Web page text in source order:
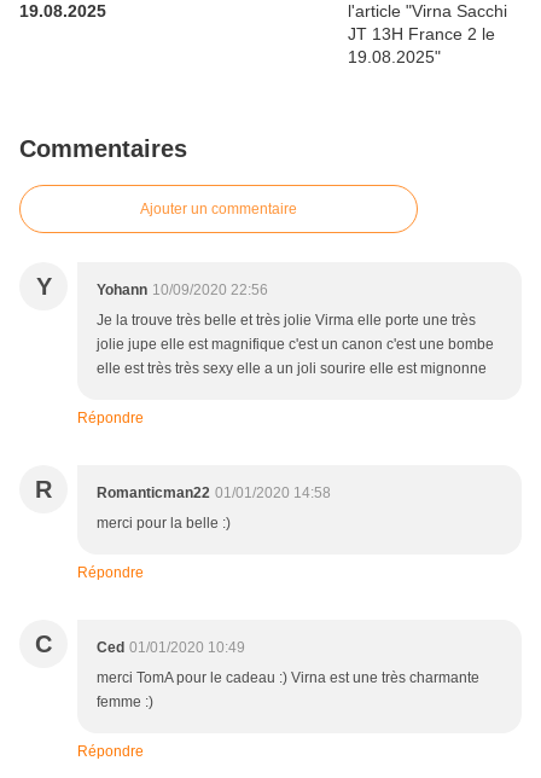
19.08.2025
Commentaires
Ajouter un commentaire
Y Yohann 10/09/2020 22:56
Je la trouve très belle et très jolie Virma elle porte une très
jolie jupe elle est magnifique c'est un canon c'est une bombe
elle est très très sexy elle a un joli sourire elle est mignonne
Répondre
R Romanticman22 01/01/2020 14:58
merci pour la belle :)
Répondre
C Ced 01/01/2020 10:49
merci TomA pour le cadeau :) Virna est une très charmante
femme :)
Répondre